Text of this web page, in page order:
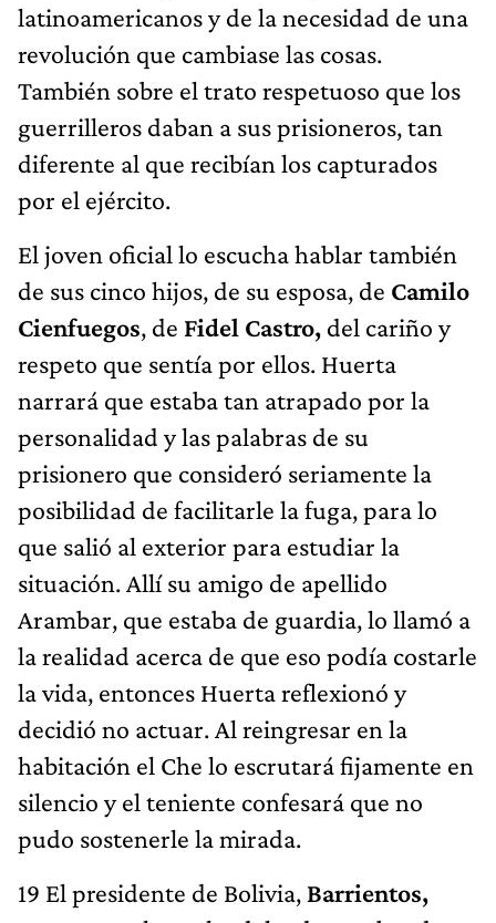
latinoamericanos y de la necesidad de una
revolución que cambiase las cosas.
También sobre el trato respetuoso que los
guerrilleros daban a sus prisioneros, tan
diferente al que recibían los capturados
por el ejército.
El joven oficial lo escucha hablar también
de sus cinco hijos, de su esposa, de Camilo
Cienfuegos, de Fidel Castro, del cariño y
res­peto que sentía por ellos. Huerta
narrará que estaba tan atrapado por la
personalidad y las palabras de su
prisionero que consideró seriamente la
posibilidad de facilitarle la fuga, para lo
que salió al exterior para estudiar la
situación. Allí su amigo de apellido
Arambar, que estaba de guardia, lo llamó a
la realidad acerca de que eso podía costarle
la vida, entonces Huerta reflexionó y
decidió no actuar. Al reingresar en la
habitación el Che lo escrutará fijamente en
silencio y el teniente confesará que no
pudo sostenerle la mirada.
19 El presidente de Bolivia, Barrientos,